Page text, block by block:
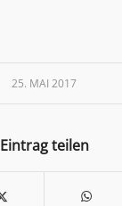
25. MAI 2017
Eintrag teilen